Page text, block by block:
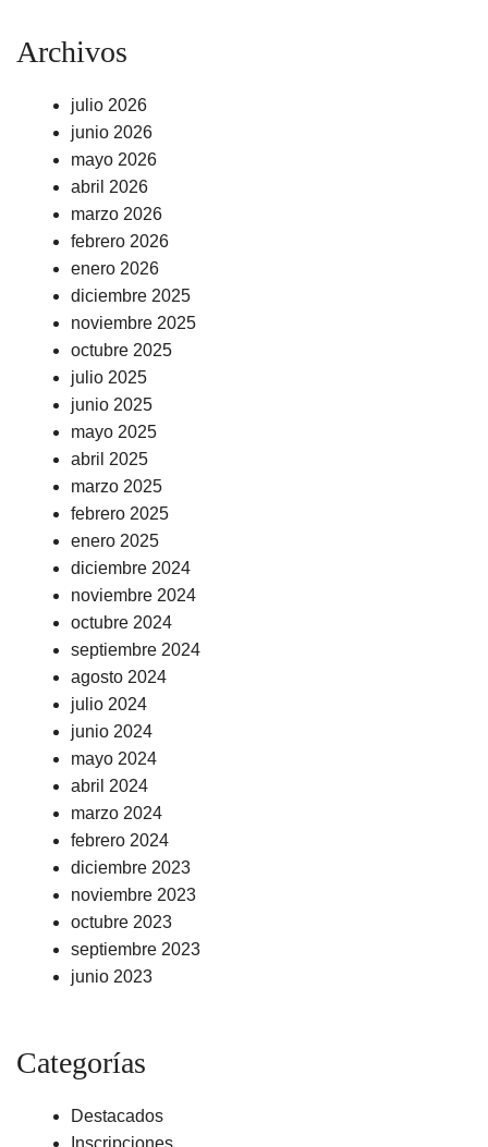
Archivos
julio 2026
junio 2026
mayo 2026
abril 2026
marzo 2026
febrero 2026
enero 2026
diciembre 2025
noviembre 2025
octubre 2025
julio 2025
junio 2025
mayo 2025
abril 2025
marzo 2025
febrero 2025
enero 2025
diciembre 2024
noviembre 2024
octubre 2024
septiembre 2024
agosto 2024
julio 2024
junio 2024
mayo 2024
abril 2024
marzo 2024
febrero 2024
diciembre 2023
noviembre 2023
octubre 2023
septiembre 2023
junio 2023
Categorías
Destacados